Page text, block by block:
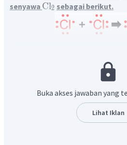
senyawa Cl2 sebagai berikut.
dengan gambar elektron
valensi adalah elektron yang
Elektron valensi suatu unsur sama
Atom Cl terletak pada golongan
elektron valensi. Ikatan kovalen
pemakaian bersama pasangan
Buka akses jawaban yang
Lihat Iklan